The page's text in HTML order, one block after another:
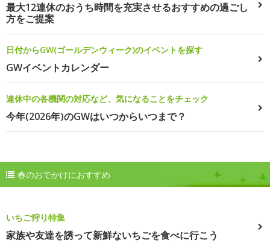
最大12連休のおうち時間を充実させるおすすめの過ごし
方をご提案
日付からGW(ゴールデンウィーク)のイベントを探す
GWイベントカレンダー
連休中の各機関の対応など、気になることをチェック
今年(2026年)のGWはいつからいつまで？
春のおでかけにおすすめ
いちご狩り特集
家族や友達を誘って新鮮ないちごを食べに行こう